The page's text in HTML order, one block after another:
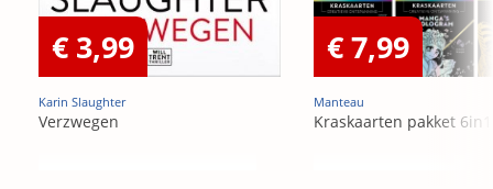
€ 3,99
Karin Slaughter
Verzwegen
€ 7,99
Manteau
Kraskaarten pakket 6in1